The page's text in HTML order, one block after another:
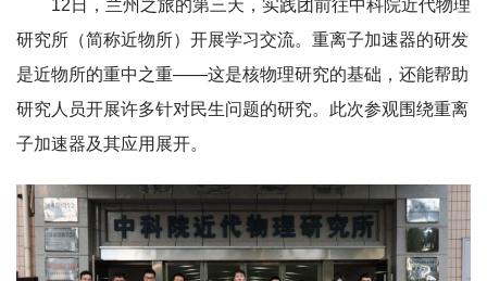
12日，兰州之旅的第三天，实践团前往中科院近代物理
研究所（简称近物所）开展学习交流。重离子加速器的研发
是近物所的重中之重——这是核物理研究的基础，还能帮助
研究人员开展许多针对民生问题的研究。此次参观围绕重离
子加速器及其应用展开。